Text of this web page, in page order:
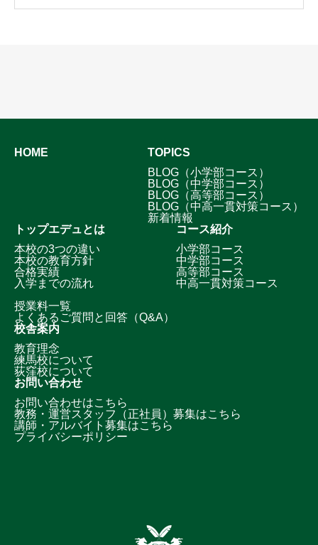
HOME
TOPICS
BLOG（小学部コース）
BLOG（中学部コース）
BLOG（高等部コース）
BLOG（中高一貫対策コース）
新着情報
トップエデュとは
本校の3つの違い
本校の教育方針
合格実績
入学までの流れ
授業料一覧
よくあるご質問と回答（Q&A）
コース紹介
小学部コース
中学部コース
高等部コース
中高一貫対策コース
校舎案内
教育理念
練馬校について
荻窪校について
お問い合わせ
お問い合わせはこちら
教務・運営スタッフ（正社員）募集はこちら
講師・アルバイト募集はこちら
プライバシーポリシー